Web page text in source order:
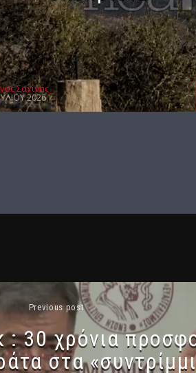
Σαχίνης
2026
Previous post
: 30 χρόνια
στα